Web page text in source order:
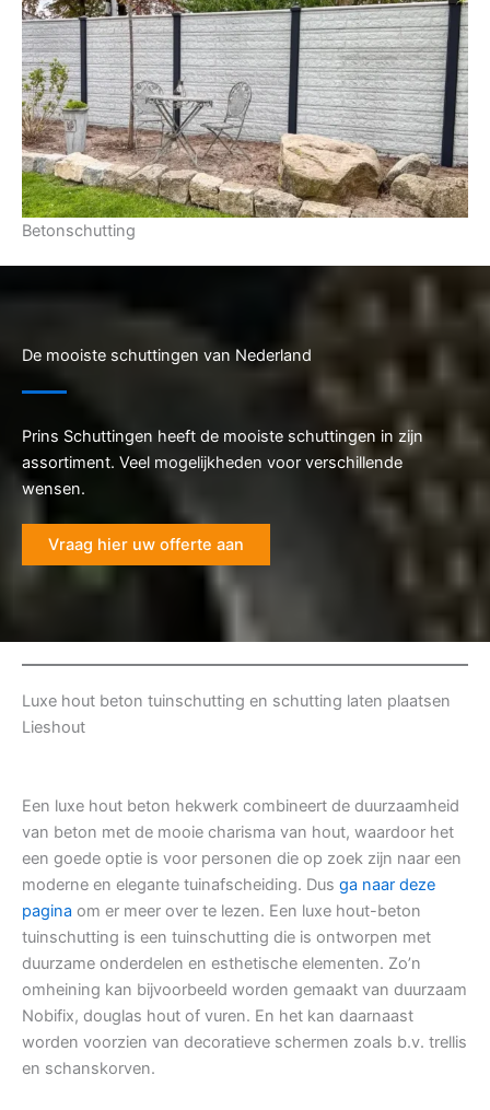
Betonschutting
De mooiste schuttingen van Nederland
Prins Schuttingen heeft de mooiste schuttingen in zijn
assortiment. Veel mogelijkheden voor verschillende
wensen.
Vraag hier uw offerte aan
Luxe hout beton tuinschutting en schutting laten plaatsen
Lieshout
Een luxe hout beton hekwerk combineert de duurzaamheid
van beton met de mooie charisma van hout, waardoor het
een goede optie is voor personen die op zoek zijn naar een
moderne en elegante tuinafscheiding. Dus ga naar deze
pagina om er meer over te lezen. Een luxe hout-beton
tuinschutting is een tuinschutting die is ontworpen met
duurzame onderdelen en esthetische elementen. Zo’n
omheining kan bijvoorbeeld worden gemaakt van duurzaam
Nobifix, douglas hout of vuren. En het kan daarnaast
worden voorzien van decoratieve schermen zoals b.v. trellis
en schanskorven.